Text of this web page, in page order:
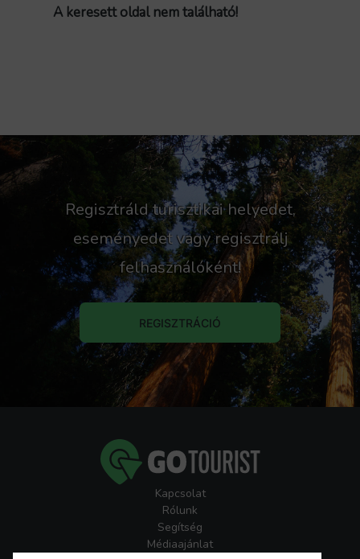
A keresett oldal nem található!
Regisztráld turisztikai helyedet,
eseményedet vagy regisztrálj
felhasználóként!
REGISZTRÁCIÓ
Kapcsolat
Rólunk
Segítség
Médiaajánlat